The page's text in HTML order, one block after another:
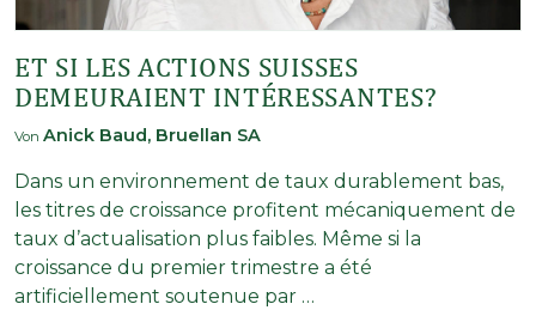
ET SI LES ACTIONS SUISSES
DEMEURAIENT INTÉRESSANTES?
Von Anick Baud, Bruellan SA
Dans un environnement de taux durablement bas,
les titres de croissance profitent mécaniquement de
taux d’actualisation plus faibles. Même si la
croissance du premier trimestre a été
artificiellement soutenue par …